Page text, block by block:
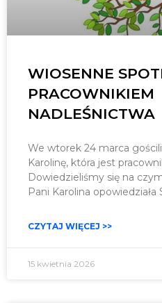
WIOSENNE
PRACOWNIKIEM
NADLEŚNICTWA
We wtorek 24 marca
Karolinę, która jest
Dowiedzieliśmy się na
Pani Karolina opowiedziała
CZYTAJ WIĘCEJ >>
15 kwietnia 2026